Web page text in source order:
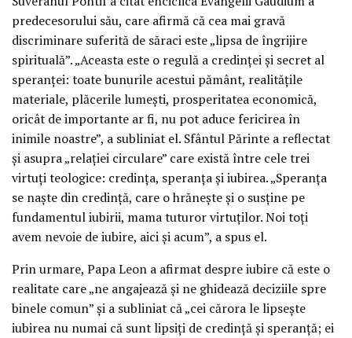
predecesorului său, care afirmă că cea mai gravă
discriminare suferită de săraci este „lipsa de îngrijire
spirituală”. „Aceasta este o regulă a credinței și secret al
speranței: toate bunurile acestui pământ, realitățile
materiale, plăcerile lumești, prosperitatea economică,
oricât de importante ar fi, nu pot aduce fericirea în
inimile noastre”, a subliniat el. Sfântul Părinte a reflectat
și asupra „relației circulare” care există între cele trei
virtuți teologice: credința, speranța și iubirea. „Speranța
se naște din credință, care o hrănește și o susține pe
fundamentul iubirii, mama tuturor virtuților. Noi toți
avem nevoie de iubire, aici și acum”, a spus el.
Prin urmare, Papa Leon a afirmat despre iubire că este o
realitate care „ne angajează și ne ghidează deciziile spre
binele comun” și a subliniat că „cei cărora le lipsește
iubirea nu numai că sunt lipsiți de credință și speranță; ei